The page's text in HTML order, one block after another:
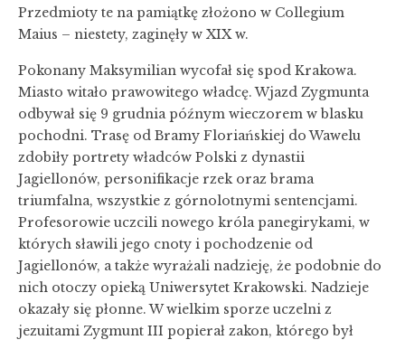
Przedmioty te na pamiątkę złożono w Collegium
Maius – niestety, zaginęły w XIX w.
Pokonany Maksymilian wycofał się spod Krakowa.
Miasto witało prawowitego władcę. Wjazd Zygmunta
odbywał się 9 grudnia późnym wieczorem w blasku
pochodni. Trasę od Bramy Floriańskiej do Wawelu
zdobiły portrety władców Polski z dynastii
Jagiellonów, personifikacje rzek oraz brama
triumfalna, wszystkie z górnolotnymi sentencjami.
Profesorowie uczcili nowego króla panegirykami, w
których sławili jego cnoty i pochodzenie od
Jagiellonów, a także wyrażali nadzieję, że podobnie do
nich otoczy opieką Uniwersytet Krakowski. Nadzieje
okazały się płonne. W wielkim sporze uczelni z
jezuitami Zygmunt III popierał zakon, którego był